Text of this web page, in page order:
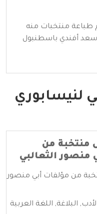
طباعة منتخبات منه
أفندي باسطنبول
لنيسابوري
منتخبة من
منصور الثعالبي
من مؤلفات أبي منصور
, البلاغة, اللغة العربية